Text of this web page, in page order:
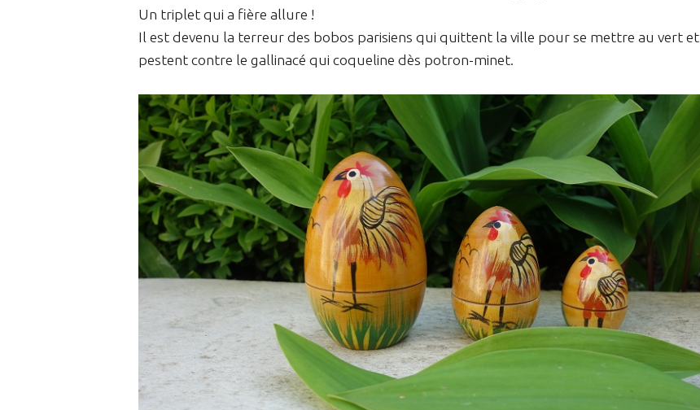
Un triplet qui a fière allure !
Il est devenu la terreur des bobos parisiens qui quittent la ville pour se mettre au vert et
pestent contre le gallinacé qui coqueline dès potron-minet.